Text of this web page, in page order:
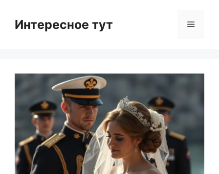
contentИнтересное тут Menu